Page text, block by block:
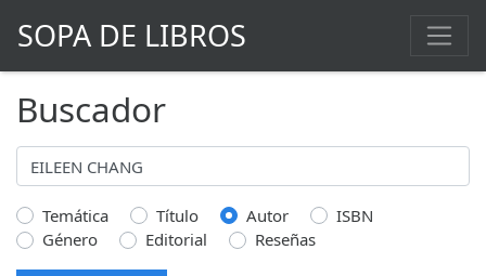
SOPA DE LIBROS
Buscador
Temática Título Autor
ISBN
Género
Editorial Reseñas